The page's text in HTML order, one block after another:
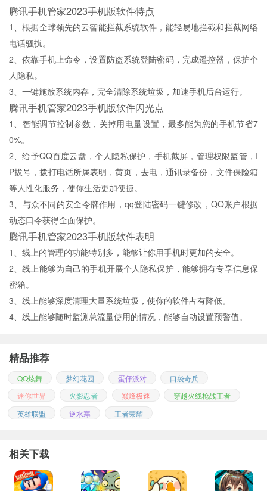
腾讯手机管家2023手机版软件特点
1、根据全球领先的云智能拦截系统软件，能轻易地拦截和拦截网络
电话骚扰。
2、依靠手机上命令，设置防盗系统登陆密码，完成遥控器，保护个
人隐私。
3、一键施放系统内存，完全清除系统垃圾，加速手机后台运行。
腾讯手机管家2023手机版软件闪光点
1、智能调节控制参数，关掉用电量设置，最多能为您的手机节省7
0%。
2、给予QQ百度云盘，个人隐私保护，手机截屏，管理权限监管，I
P拔号，拨打电话所属表明，黄页，去电，通讯录备份，文件保险箱
等人性化服务，使你生活更加便捷。
3、与众不同的安全令牌作用，qq登陆密码一键修改，QQ账户根据
动态口令获得全面保护。
腾讯手机管家2023手机版软件表明
1、线上的管理的功能特别多，能够让你用手机时更加的安全。
2、线上能够为自己的手机开展个人隐私保护，能够拥有专享信息保
密箱。
3、线上能够深度清理大量系统垃圾，使你的软件占有降低。
4、线上能够随时监测总流量使用的情况，能够自动设置预警值。
精品推荐
QQ炫舞 梦幻花园 蛋仔派对
口袋奇兵
迷你世界
火影忍者 巅峰极速
穿越火线枪战王者
英雄联盟
逆水寒 王者荣耀
相关下载